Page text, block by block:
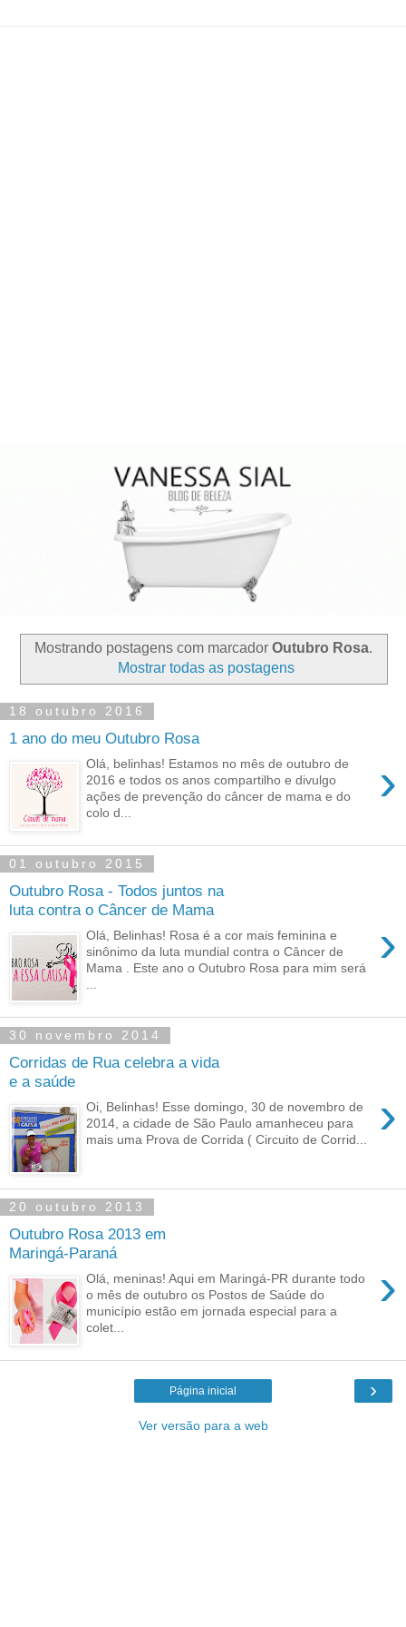
Mostrando postagens com marcador Outubro Rosa.
Mostrar todas as postagens
18 outubro 2016
1 ano do meu Outubro Rosa
›
Olá, belinhas! Estamos no mês de outubro de
2016 e todos os anos compartilho e divulgo
ações de prevenção do câncer de mama e do
colo d...
01 outubro 2015
Outubro Rosa - Todos juntos na
luta contra o Câncer de Mama
›
Olá, Belinhas! Rosa é a cor mais feminina e
sinônimo da luta mundial contra o Câncer de
Mama . Este ano o Outubro Rosa para mim será
30 novembro 2014
Corridas de Rua celebra a vida
e a saúde
›
Oi, Belinhas! Esse domingo, 30 de novembro de
2014, a cidade de São Paulo amanheceu para
mais uma Prova de Corrida ( Circuito de Corrid...
20 outubro 2013
Outubro Rosa 2013 em
Maringá-Paraná
›
Olá, meninas! Aqui em Maringá-PR durante todo
o mês de outubro os Postos de Saúde do
município estão em jornada especial para a
colet...
›
Página inicial
Ver versão para a web